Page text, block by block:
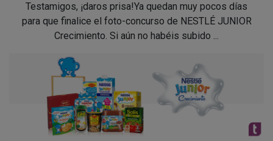
Testamigos, ¡daros prisa!Ya quedan muy pocos días
para que finalice el foto-concurso de NESTLÉ JUNIOR
Crecimiento. Si aún no habéis subido ...